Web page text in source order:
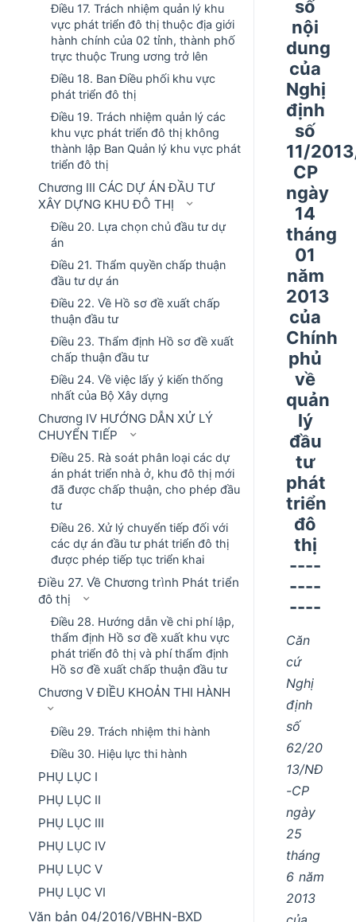
Điều 17. Trách nhiệm quản lý khu
vực phát triển đô thị thuộc địa giới
hành chính của 02 tỉnh, thành phố
trực thuộc Trung ương trở lên
Điều 18. Ban Điều phối khu vực
phát triển đô thị
Điều 19. Trách nhiệm quản lý các
khu vực phát triển đô thị không
thành lập Ban Quản lý khu vực phát
triển đô thị
Chương III CÁC DỰ ÁN ĐẦU TƯ
XÂY DỰNG KHU ĐÔ THỊ
Điều 20. Lựa chọn chủ đầu tư dự
án
Điều 21. Thẩm quyền chấp thuận
đầu tư dự án
Điều 22. Về Hồ sơ đề xuất chấp
thuận đầu tư
Điều 23. Thẩm định Hồ sơ đề xuất
chấp thuận đầu tư
Điều 24. Về việc lấy ý kiến thống
nhất của Bộ Xây dựng
Chương IV HƯỚNG DẪN XỬ LÝ
CHUYỂN TIẾP
Điều 25. Rà soát phân loại các dự
án phát triển nhà ở, khu đô thị mới
đã được chấp thuận, cho phép đầu
tư
Điều 26. Xử lý chuyển tiếp đối với
các dự án đầu tư phát triển đô thị
được phép tiếp tục triển khai
Điều 27. Về Chương trình Phát triển
đô thị
Điều 28. Hướng dẫn về chi phí lập,
thẩm định Hồ sơ đề xuất khu vực
phát triển đô thị và phí thẩm định
Hồ sơ đề xuất chấp thuận đầu tư
Chương V ĐIỀU KHOẢN THI HÀNH
Điều 29. Trách nhiệm thi hành
Điều 30. Hiệu lực thi hành
PHỤ LỤC I
PHỤ LỤC II
PHỤ LỤC III
PHỤ LỤC IV
PHỤ LỤC V
PHỤ LỤC VI
Văn bản 04/2016/VBHN-BXD
số
nội
dung
của
Nghị
định
số
11/
CP
ngày
14
tháng
01
năm
2013
của
Chính
phủ
về
quản
lý
đầu
tư
phát
triển
đô
thị
----
----
----
Căn
cứ
Nghị
định
số
62/20
13/NĐ
-CP
ngày
25
tháng
6 năm
2013